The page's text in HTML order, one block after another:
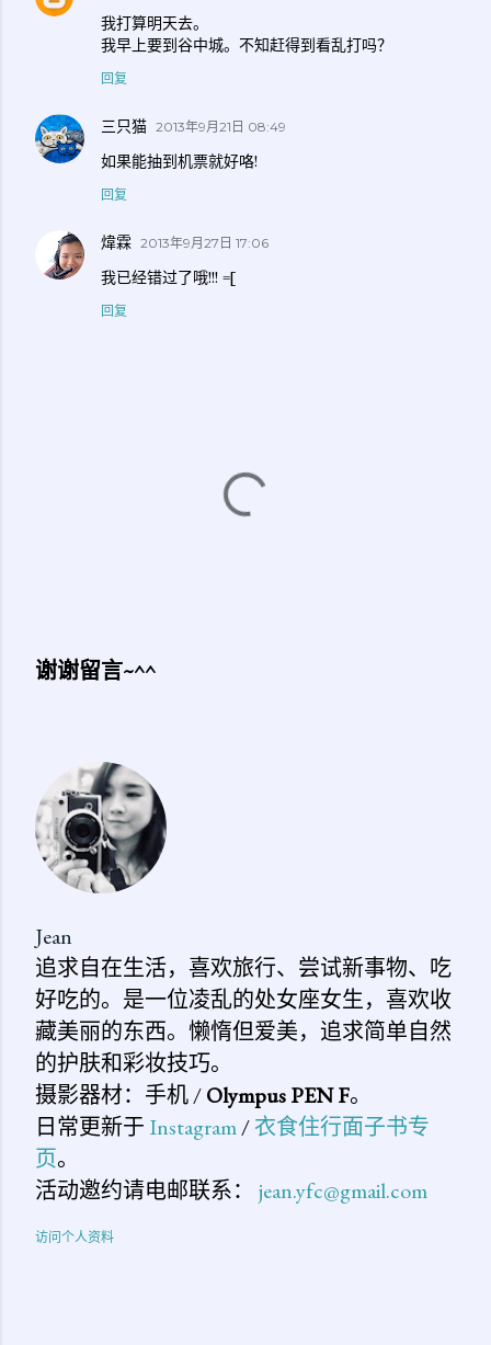
我打算明天去。
我早上要到谷中城。不知赶得到看乱打吗？
回复
三只猫 2013年9月21日 08:49
如果能抽到机票就好咯!
回复
煒霖 2013年9月27日 17:06
我已经错过了哦!!! =[
回复
论
谢谢留言~^^
Jean
追求自在生活，喜欢旅行、尝试新事物、吃
好吃的。是一位凌乱的处女座女生，喜欢收
藏美丽的东西。懒惰但爱美，追求简单自然
的护肤和彩妆技巧。
摄影器材：手机 /Olympus PEN F。
日常更新于 Instagram/衣食住行面子书专
页。
活动邀约请电邮联系： jean.yfc@gmail.com
访问个人资料